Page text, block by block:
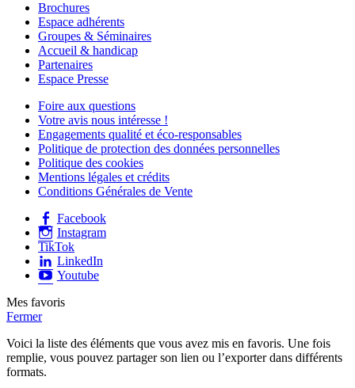
Brochures
Espace adhérents
Groupes & Séminaires
Accueil & handicap
Partenaires
Espace Presse
Foire aux questions
Votre avis nous intéresse !
Engagements qualité et éco-responsables
Politique de protection des données personnelles
Politique des cookies
Mentions légales et crédits
Conditions Générales de Vente
Facebook
Instagram
TikTok
LinkedIn
Youtube
Mes favoris
Fermer
Voici la liste des éléments que vous avez mis en favoris. Une fois
remplie, vous pouvez partager son lien ou l’exporter dans différents
formats.